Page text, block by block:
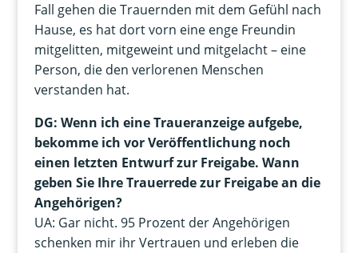
Fall gehen die Trauernden mit dem Gefühl nach
Hause, es hat dort vorn eine enge Freundin
mitgelitten, mitgeweint und mitgelacht – eine
Person, die den verlorenen Menschen
verstanden hat.
DG: Wenn ich eine Traueranzeige aufgebe,
bekomme ich vor Veröffentlichung noch
einen letzten Entwurf zur Freigabe. Wann
geben Sie Ihre Trauerrede zur Freigabe an die
Angehörigen?
UA: Gar nicht. 95 Prozent der Angehörigen
schenken mir ihr Vertrauen und erleben die